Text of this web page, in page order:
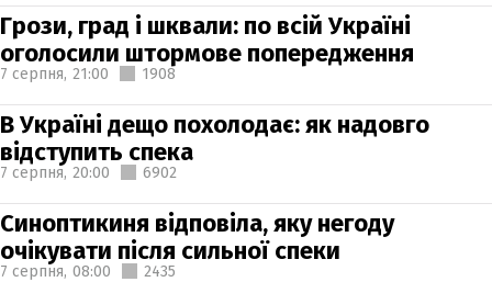
Грози, град і шквали: по всій Україні
оголосили штормове попередження
7 серпня, 21:00 1908
В Україні дещо похолодає: як надовго
відступить спека
7 серпня, 20:00 6902
Синоптикиня відповіла, яку негоду
очікувати після сильної спеки
7 серпня, 08:00 2435